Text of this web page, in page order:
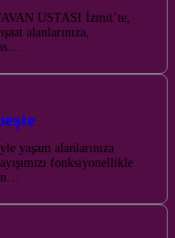
USTASI İzmit’te,
alanlarınıza,
yaşam alanlarınıza
fonksiyonellikle